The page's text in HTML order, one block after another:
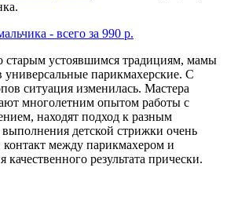
старым устоявшимся традициям, мамы
универсальные парикмахерские. С
ситуация изменилась. Мастера
многолетним опытом работы с
находят подход к разным
детской стрижки очень
между парикмахером и
качественного результата прически.